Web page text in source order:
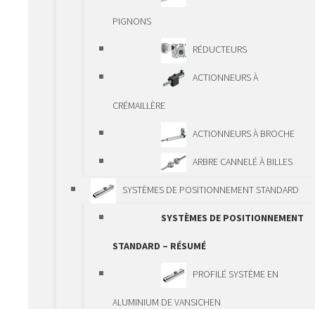
GUIDAGES DE
ÉLÉMENTS D’ENTRAÎNEMENT
ÉLÉMENTS
D’ENTRAÎNEMENT – RÉSUMÉ
VIS À BILLES
BROCHES FILETÉES
TRAPÉZOÏDALES
PIGNONS
RÉDUCTEURS
ACTIONNEURS À
CRÉMAILLÈRE
ACTIONNEURS À BROCHE
ARBRE CANNELÉ À BILLES
SYSTÈMES DE POSITIONNEMENT STANDARD
SYSTÈMES DE POSITIONNEMENT
STANDARD – RÉSUMÉ
PROFILÉ SYSTÈME EN
ALUMINIUM DE VANSICHEN